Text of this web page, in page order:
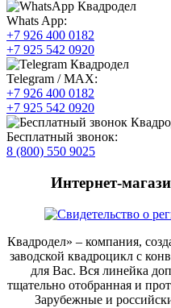
Whats App:
+7 926 400 0182
+7 925 542 0920
Telegram / MAX:
+7 926 400 0182
+7 925 542 0920
Бесплатный звонок:
8 (800) 550 9025
Интернет-
Квадродел» – компания,
заводской квадроцикл с
для Вас. Вся линейка
тщательно отобранная и
Зарубежные и